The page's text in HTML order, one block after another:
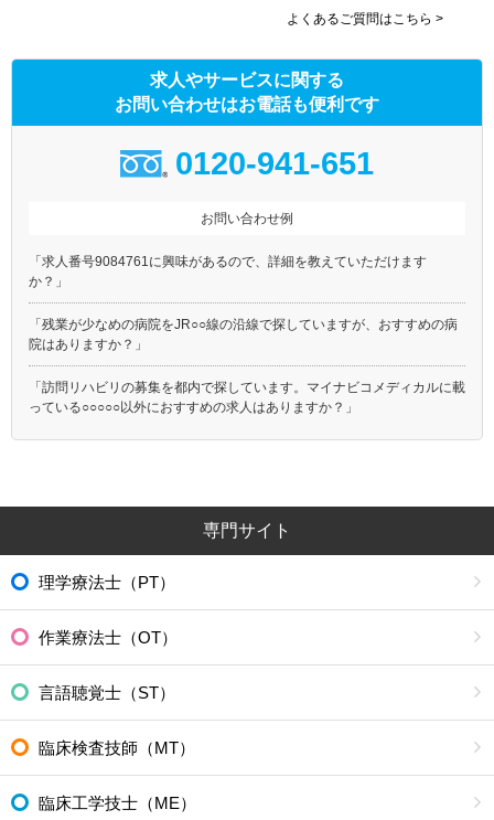
よくあるご質問はこちら >
求人やサービスに関する
お問い合わせはお電話も便利です
0120-941-651
お問い合わせ例
「求人番号9084761に興味があるので、詳細を教えていただけます
か？」
「残業が少なめの病院をJR○○線の沿線で探していますが、おすすめの病
院はありますか？」
「訪問リハビリの募集を都内で探しています。マイナビコメディカルに載
っている○○○○○以外におすすめの求人はありますか？」
専門サイト
理学療法士（PT）
作業療法士（OT）
言語聴覚士（ST）
臨床検査技師（MT）
臨床工学技士（ME）